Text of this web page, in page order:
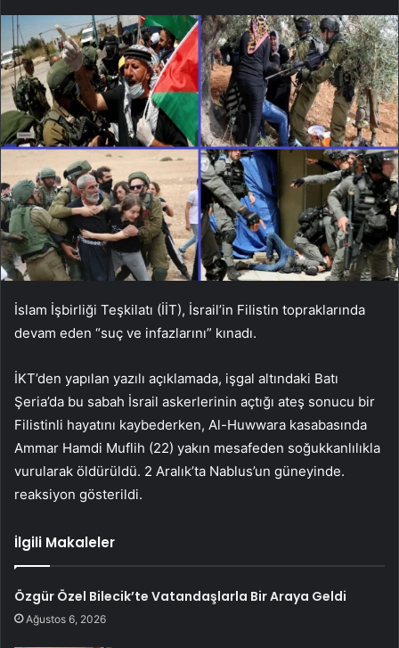
İslam İşbirliği Teşkilatı (İİT), İsrail’in Filistin topraklarında
devam eden “suç ve infazlarını” kınadı.
İKT’den yapılan yazılı açıklamada, işgal altındaki Batı
Şeria’da bu sabah İsrail askerlerinin açtığı ateş sonucu bir
Filistinli hayatını kaybederken, Al-Huwwara kasabasında
Ammar Hamdi Muflih (22) yakın mesafeden soğukkanlılıkla
vurularak öldürüldü. 2 Aralık’ta Nablus’un güneyinde.
reaksiyon gösterildi.
İlgili Makaleler
Özgür Özel Bilecik’te Vatandaşlarla Bir Araya Geldi
Ağustos 6, 2026